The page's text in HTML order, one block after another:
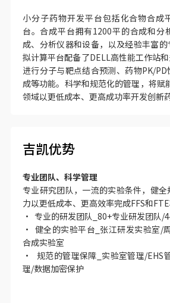
小分子药物开发平台包括化合物合成
台。合成平台拥有1200平的合成和分
成、分析仪器和设备，以及经验丰富
拟计算平台配备了DELL高性能工作站
进行分子与靶点结合预测、药物PK/
成等功能。科学和规范化的管理，将赋
领域以更低成本、更高成功率开发创新药
吉凯优势
专业团队、科学管理
专业研究团队，一流的实验条件，健
力以更低成本、更高效率完成FFS和
• 专业的研发团队_80+专业研发团队/
• 健全的实验平台_张江研发实验室/
合成实验室
• 规范的管理保障_实验室管理/EHS
理/数据加密保护